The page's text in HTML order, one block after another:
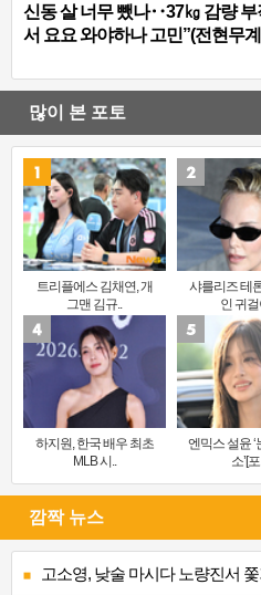
신동 살 너무 뺐나‥37㎏ 감량 부
서 요요 와야하나 고민”(전현무
많이 본 포토
트리플에스 김채연, 개
그맨 김규..
샤를리즈 테
인 귀걸
하지원, 한국 배우 최초
MLB 시..
엔믹스 설윤 ‘
소’[포..
깜짝 뉴스
고소영, 낮술 마시다 노량진서 쫓